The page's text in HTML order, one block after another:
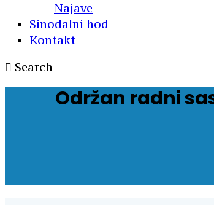
Najave
Sinodalni hod
Kontakt
Search
Održan radni